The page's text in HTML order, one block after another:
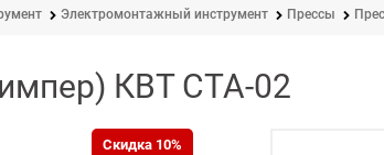
Электромонтажный инструмент Прессы
КВТ CTA-02
Скидка 10%